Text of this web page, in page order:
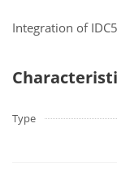
Integration of
Type